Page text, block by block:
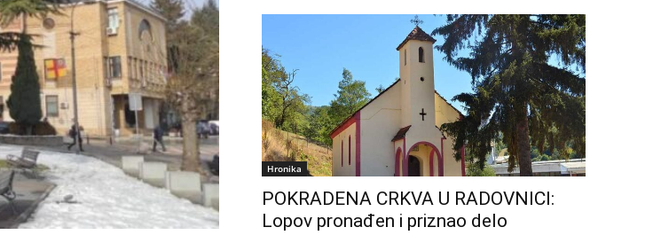
Hronika
POKRADENA CRKVA U RADOVNICI:
Lopov pronađen i priznao delo